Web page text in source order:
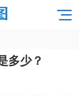
多少？​